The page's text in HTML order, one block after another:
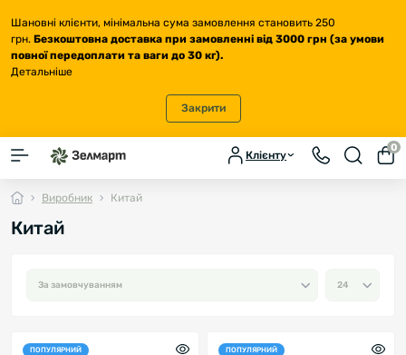
Шановні клієнти, мінімальна сума замовлення становить 250
грн. Безкоштовна доставка при замовленні від 3000 грн (за умови
повної передоплати та ваги до 30 кг).
Детальніше
Закрити
Клієнту
0
Виробник Китай
Китай
ПОПУЛЯРНИЙ ПОПУЛЯРНИЙ